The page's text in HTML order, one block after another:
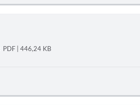
PDF | 446,24 KB